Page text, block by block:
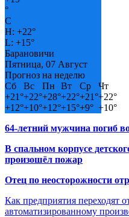
°
C
H: +22°
L: +15°
Барановичи
Пятница, 07 Август
Прогноз на неделю
Сб
Вс Пн Вт Ср
Чт
+21°+22°+28°+22°+21°+22°
+12°+10°+12°+15°+9° +10°
64-летний мужчина погиб
В спальном корпусе
произошёл пожар
Отец по неосторожности
Как предприятия переходят
автоматизированному